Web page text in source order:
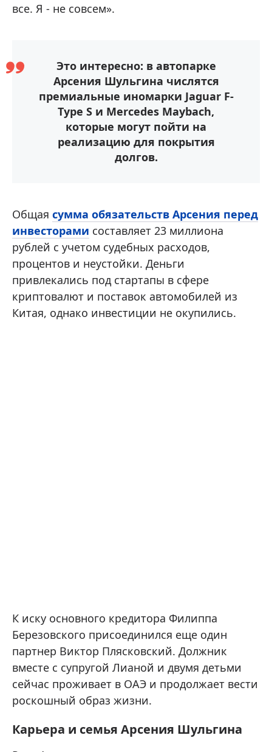
все. Я - не совсем».
Это интересно: в автопарке
Арсения Шульгина числятся
премиальные иномарки Jaguar F-
Type S и Mercedes Maybach,
которые могут пойти на
реализацию для покрытия
долгов.
Общая сумма обязательств Арсения перед
инвесторами составляет 23 миллиона
рублей с учетом судебных расходов,
процентов и неустойки. Деньги
привлекались под стартапы в сфере
криптовалют и поставок автомобилей из
Китая, однако инвестиции не окупились.
К иску основного кредитора Филиппа
Березовского присоединился еще один
партнер Виктор Плясковский. Должник
вместе с супругой Лианой и двумя детьми
сейчас проживает в ОАЭ и продолжает вести
роскошный образ жизни.
Карьера и семья Арсения Шульгина